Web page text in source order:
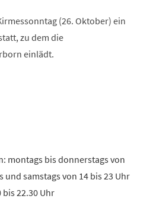
(26. Oktober) ein
zu dem die
einlädt.
montags bis donnerstags von
und samstags von 14 bis 23 Uhr
22.30 Uhr